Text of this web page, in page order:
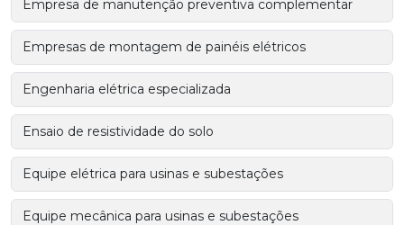
Empresa de manutenção preventiva complementar
Empresas de montagem de painéis elétricos
Engenharia elétrica especializada
Ensaio de resistividade do solo
Equipe elétrica para usinas e subestações
Equipe mecânica para usinas e subestações